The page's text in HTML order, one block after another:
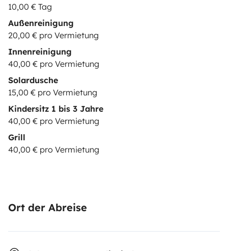
10,00 € Tag
Außenreinigung
20,00 € pro Vermietung
Innenreinigung
40,00 € pro Vermietung
Solardusche
15,00 € pro Vermietung
Kindersitz 1 bis 3 Jahre
40,00 € pro Vermietung
Grill
40,00 € pro Vermietung
Ort der Abreise